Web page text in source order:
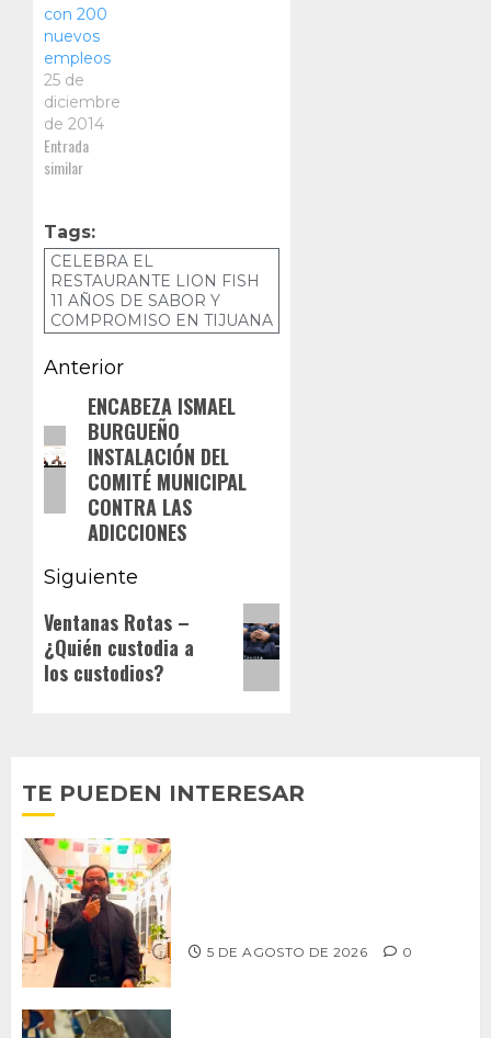
con 200
nuevos
empleos
25 de
diciembre
de 2014
Entrada
similar
Tags:
CELEBRA EL
RESTAURANTE LION FISH
11 AÑOS DE SABOR Y
COMPROMISO EN TIJUANA
Navegación
entradas
Anterior
Entrada
anterior:
ENCABEZA ISMAEL
BURGUEÑO
INSTALACIÓN DEL
COMITÉ MUNICIPAL
CONTRA LAS
ADICCIONES
Siguiente
Siguiente
entrada:
Ventanas Rotas –
¿Quién custodia a
los custodios?
TE PUEDEN INTERESAR
5 DE AGOSTO DE 2026 0